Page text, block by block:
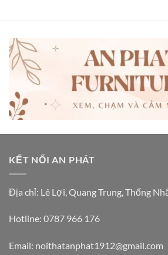
KẾT NỐI AN PHÁT
Địa chỉ: Lê Lợi, Quang Trung, Thống
Hotline: 0787 966 176
Email: noithatanphat1912@gmail.com